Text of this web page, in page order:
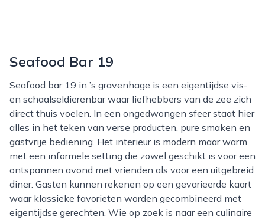
Seafood Bar 19
Seafood bar 19 in ’s gravenhage is een eigentijdse vis-
en schaalseldierenbar waar liefhebbers van de zee zich
direct thuis voelen. In een ongedwongen sfeer staat hier
alles in het teken van verse producten, pure smaken en
gastvrije bediening. Het interieur is modern maar warm,
met een informele setting die zowel geschikt is voor een
ontspannen avond met vrienden als voor een uitgebreid
diner. Gasten kunnen rekenen op een gevarieerde kaart
waar klassieke favorieten worden gecombineerd met
eigentijdse gerechten. Wie op zoek is naar een culinaire